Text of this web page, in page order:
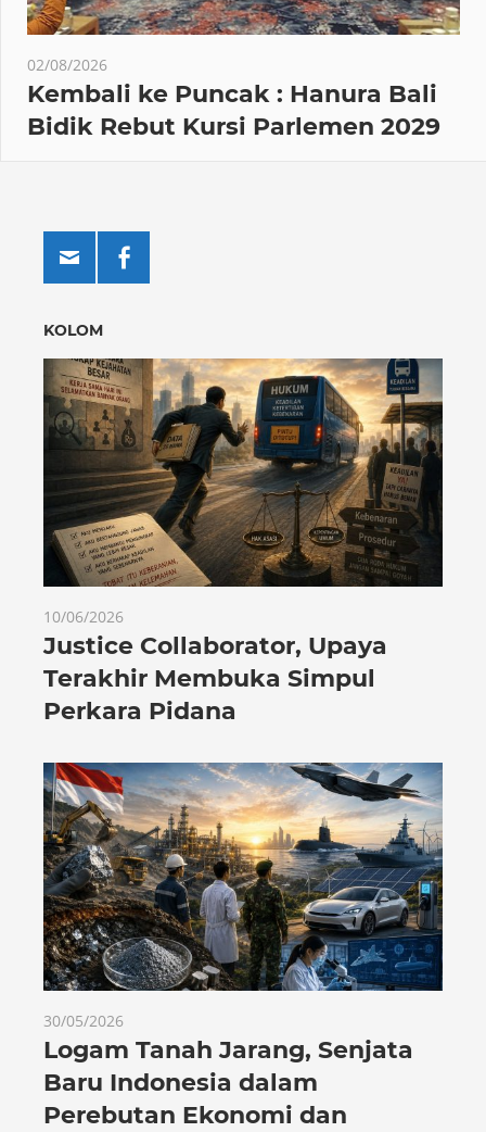
02/08/2026
Kembali ke Puncak : Hanura Bali
Bidik Rebut Kursi Parlemen 2029
KOLOM
10/06/2026
Justice Collaborator, Upaya
Terakhir Membuka Simpul
Perkara Pidana
30/05/2026
Logam Tanah Jarang, Senjata
Baru Indonesia dalam
Perebutan Ekonomi dan